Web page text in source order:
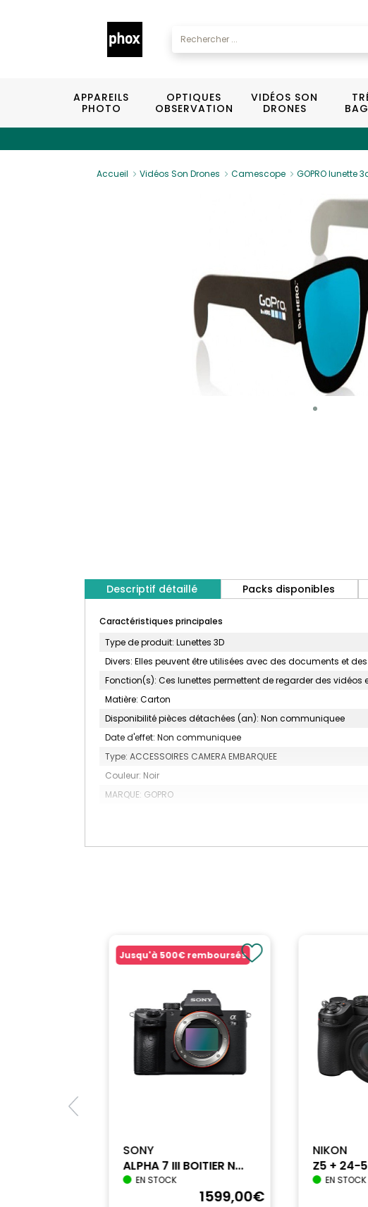
APPAREILS
PHOTO
OPTIQUES
OBSERVATION
VIDÉOS SON
DRONES
Accueil Vidéos Son Drones Camescope GOPRO lunette
Descriptif détaillé Packs disponibles
Caractéristiques principales
Type de produit: Lunettes 3D
Divers: Elles peuvent être utilisées avec des documents et
Fonction(s): Ces lunettes permettent de regarder des vidéos
Matière: Carton
Disponibilité pièces détachées (an): Non communiquee
Date d'effet: Non communiquee
Type: ACCESSOIRES CAMERA EMBARQUEE
Couleur: Noir
MARQUE: GOPRO
Jusqu'à 500€ remboursés
SONY
ALPHA 7 III BOITIER N...
EN STOCK
1599,00€
NIKON
Z5 + 24-
EN STOCK